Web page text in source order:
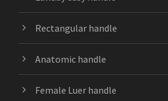
Rectangular handle
Anatomic handle
Female Luer handle